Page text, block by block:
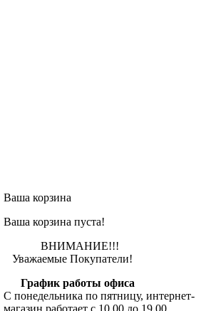
Ваша корзина
Ваша корзина пуста!
ВНИМАНИЕ!!!
Уважаемые Покупатели!
График работы офиса
С понедельника по пятницу, интернет-
магазин работает с 10.00 до 19.00